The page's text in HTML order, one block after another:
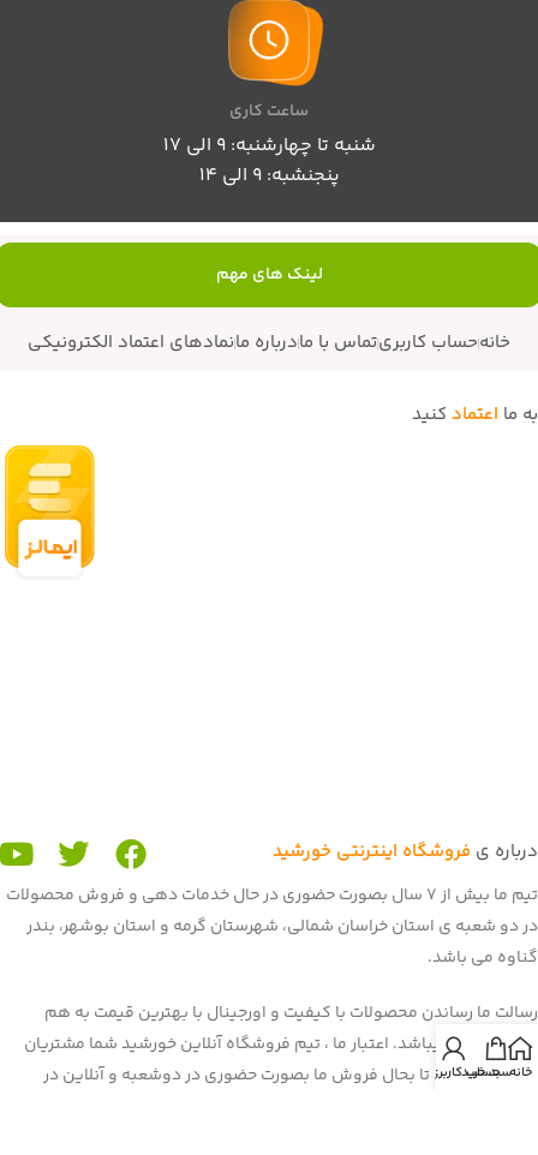
ساعت کاری
شنبه تا چهارشنبه: 9 الی 17
پنجنشبه: 9 الی 14
لینک های مهم
خانهحساب کاربریتماس با مادرباره مانمادهای اعتماد الکترونیکی
درباره ی فروشگاه اینترنتی خورشید
تیم ما بیش از 7 سال بصورت حضوری در حال خدمات دهی و فروش محصولات
در دو شعبه ی استان خراسان شمالی، شهرستان گرمه و استان بوشهر، بندر
گناوه می باشد.
رسالت ما رساندن محصولات با کیفیت و اورجینال با بهترین قیمت به هم
میهنان عزیز میباشد. اعتبار ما ، تیم فروشگاه آنلاین خورشید شما مشتریان
عزیز می باشید. تا بحال فروش ما بصورت حضوری در دوشعبه و آنلاین در
به ما اعتماد کنید
خانهسبد خرید
حساب کاربری من